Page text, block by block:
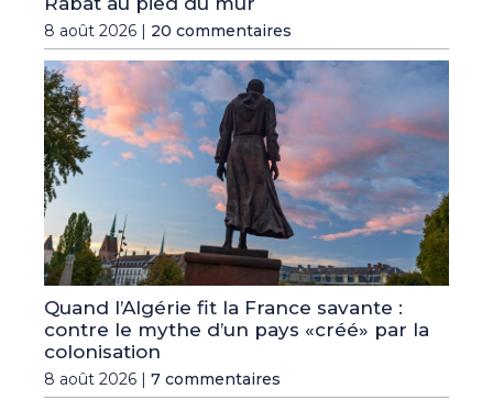
8 août 2026 | 20 commentaires
Quand l’Algérie fit la France savante :
contre le mythe d’un pays «créé» par la
colonisation
8 août 2026 | 7 commentaires